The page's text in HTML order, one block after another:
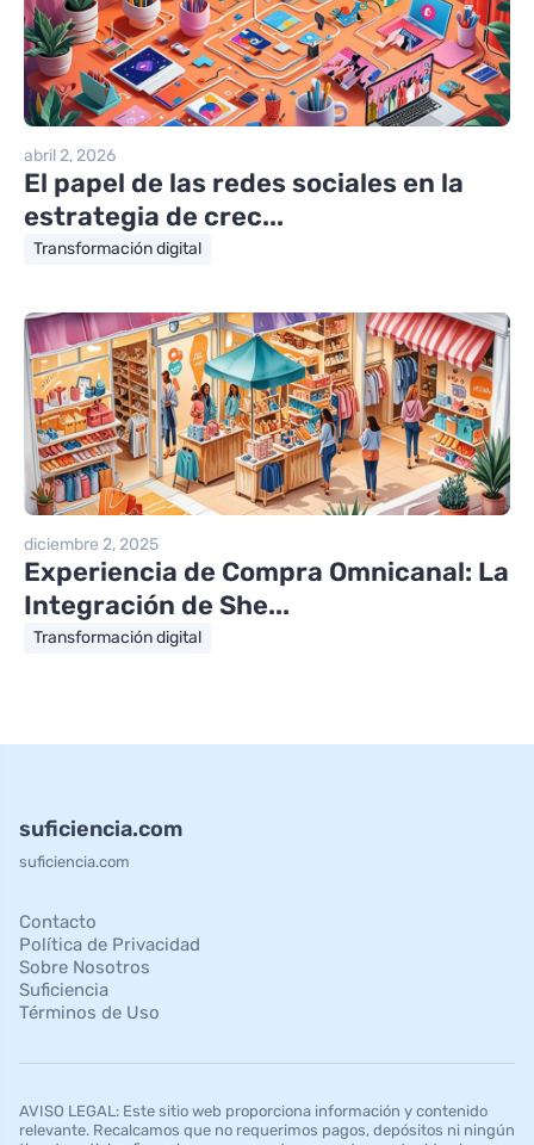
abril 2, 2026
El papel de las redes sociales en la
estrategia de crec...
Transformación digital
diciembre 2, 2025
Experiencia de Compra Omnicanal: La
Integración de She...
Transformación digital
suficiencia.com
suficiencia.com
Contacto
Política de Privacidad
Sobre Nosotros
Suficiencia
Términos de Uso
AVISO LEGAL: Este sitio web proporciona información y contenido
relevante. Recalcamos que no requerimos pagos, depósitos ni ningún